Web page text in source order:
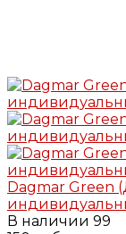
Dagmar Green
В наличии 99